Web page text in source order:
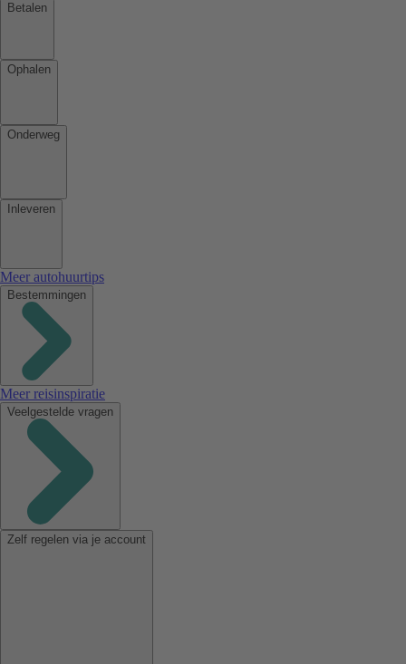
Betalen
Ophalen
Onderweg
Inleveren
Meer autohuurtips
Bestemmingen
Meer reisinspiratie
Veelgestelde vragen
Zelf regelen via je account